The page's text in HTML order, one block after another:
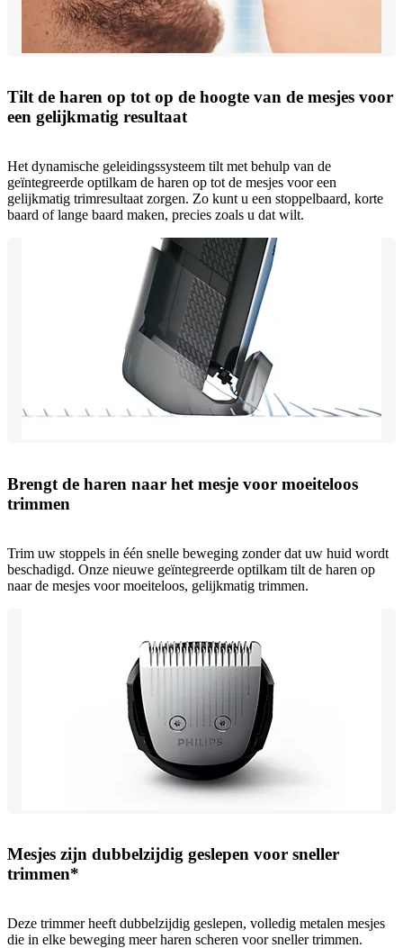
Tilt de haren op tot op de hoogte van de mesjes voor
een gelijkmatig resultaat
Het dynamische geleidingssysteem tilt met behulp van de
geïntegreerde optilkam de haren op tot de mesjes voor een
gelijkmatig trimresultaat zorgen. Zo kunt u een stoppelbaard, korte
baard of lange baard maken, precies zoals u dat wilt.
Brengt de haren naar het mesje voor moeiteloos
trimmen
Trim uw stoppels in één snelle beweging zonder dat uw huid wordt
beschadigd. Onze nieuwe geïntegreerde optilkam tilt de haren op
naar de mesjes voor moeiteloos, gelijkmatig trimmen.
Mesjes zijn dubbelzijdig geslepen voor sneller
trimmen*
Deze trimmer heeft dubbelzijdig geslepen, volledig metalen mesjes
die in elke beweging meer haren scheren voor sneller trimmen.